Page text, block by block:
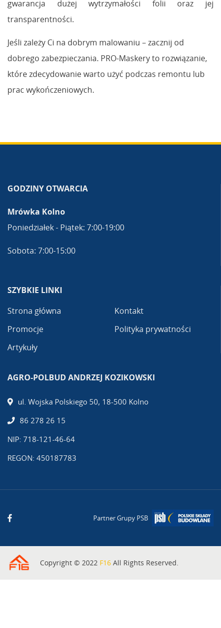
gwarancja dużej wytrzymałości folii oraz jej
transparentności.
Jeśli zależy Ci na dobrym malowaniu – zacznij od
dobrego zabezpieczania. PRO-Maskery to rozwiązanie,
które zdecydowanie warto użyć podczas remontu lub
prac wykończeniowych.
GODZINY OTWARCIA
Mrówka Kolno
Poniedziałek - Piątek: 7:00-19:00
Sobota: 7:00-15:00
SZYBKIE LINKI
Strona główna
Promocje
Artykuły
Kontakt
Polityka prywatności
AGRO-POLBUD ANDRZEJ KOZIKOWSKI
ul. Wojska Polskiego 50, 18-500 Kolno
86 278 26 15
NIP: 718-121-46-64
REGON: 450187783
Partner Grupy PSB
Copyright © 2022 F16 All Rights Reserved.